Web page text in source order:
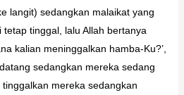
langit) sedangkan malaikat yang
tinggal, lalu Allah bertanya
kalian meninggalkan hamba-Ku?’,
sedangkan mereka sedang
mereka sedangkan